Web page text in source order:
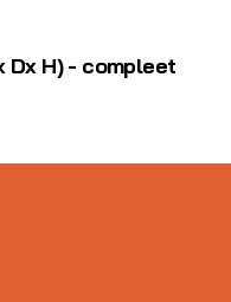
Dx H) - compleet